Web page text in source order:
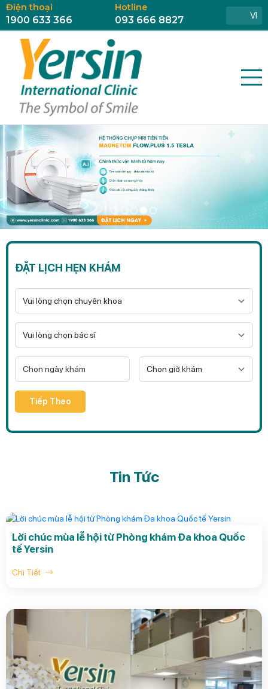
Điện thoại
1900 633 366
Hotline
093 666 8827 VI
ĐẶT LỊCH HẸN KHÁM
Tiếp Theo
Tin Tức
Lời chúc mùa lễ hội từ Phòng khám Đa khoa Quốc
tế Yersin
Chi Tiết